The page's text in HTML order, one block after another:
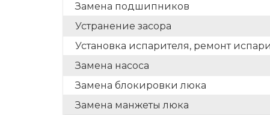
Замена подшипников
Устранение засора
Установка испарителя, ремонт
Замена насоса
Замена блокировки люка
Замена манжеты люка